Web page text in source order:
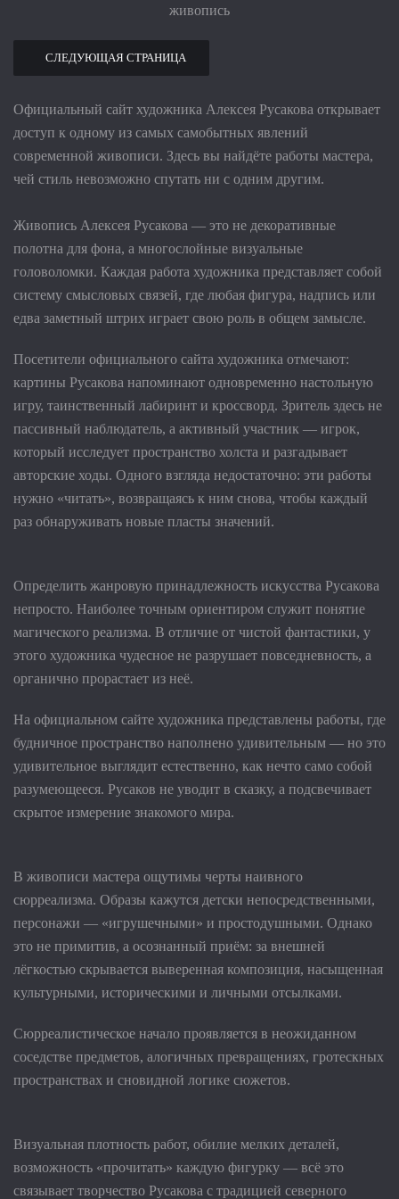
СЛЕДУЮЩАЯ СТРАНИЦА
Официальный сайт художника Алексея Русакова открывает
доступ к одному из самых самобытных явлений
современной живописи. Здесь вы найдёте работы мастера,
чей стиль невозможно спутать ни с одним другим.
Живопись Алексея Русакова — это не декоративные
полотна для фона, а многослойные визуальные
головоломки. Каждая работа художника представляет собой
систему смысловых связей, где любая фигура, надпись или
едва заметный штрих играет свою роль в общем замысле.
Посетители официального сайта художника отмечают:
картины Русакова напоминают одновременно настольную
игру, таинственный лабиринт и кроссворд. Зритель здесь не
пассивный наблюдатель, а активный участник — игрок,
который исследует пространство холста и разгадывает
авторские ходы. Одного взгляда недостаточно: эти работы
нужно «читать», возвращаясь к ним снова, чтобы каждый
раз обнаруживать новые пласты значений.
Определить жанровую принадлежность искусства Русакова
непросто. Наиболее точным ориентиром служит понятие
магического реализма. В отличие от чистой фантастики, у
этого художника чудесное не разрушает повседневность, а
органично прорастает из неё.
На официальном сайте художника представлены работы, где
будничное пространство наполнено удивительным — но это
удивительное выглядит естественно, как нечто само собой
разумеющееся. Русаков не уводит в сказку, а подсвечивает
скрытое измерение знакомого мира.
В живописи мастера ощутимы черты наивного
сюрреализма. Образы кажутся детски непосредственными,
персонажи — «игрушечными» и простодушными. Однако
это не примитив, а осознанный приём: за внешней
лёгкостью скрывается выверенная композиция, насыщенная
культурными, историческими и личными отсылками.
Сюрреалистическое начало проявляется в неожиданном
соседстве предметов, алогичных превращениях, гротескных
пространствах и сновидной логике сюжетов.
Визуальная плотность работ, обилие мелких деталей,
возможность «прочитать» каждую фигурку — всё это
связывает творчество Русакова с традицией северного